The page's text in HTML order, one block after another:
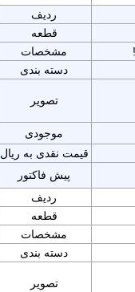
ردیف
قطعه
مشخصات
دسته بندی
تصویر
موجودی
قیمت نقدی به ریال
پیش فاکتور
ردیف
قطعه
مشخصات
دسته بندی
تصویر